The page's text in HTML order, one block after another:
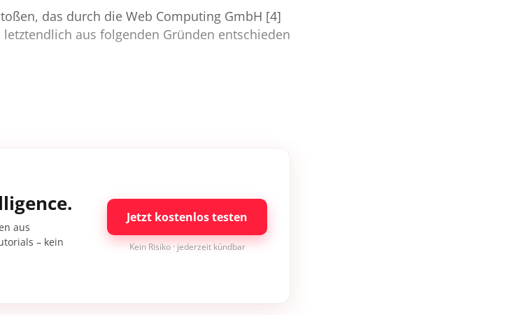
das durch die Web Computing GmbH [4]
aus folgenden Gründen entschieden
aus
– kein
Jetzt kostenlos testen
Kein Risiko · jederzeit kündbar